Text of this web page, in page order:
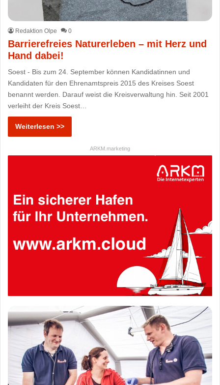
Redaktion Olpe 0
Barrierefreies Naturerleben – mit Herz und
Hand dabei!
Soest - Bis zum 24. September können Kandidatinnen und
Kandidaten für den Ehrenamtspreis 2015 des Kreises Soest
benannt werden. Darauf weist die Kreisverwaltung hin. Seit 2001
verleiht der Kreis Soest…
Weiterlesen >>
ARKM.marketing